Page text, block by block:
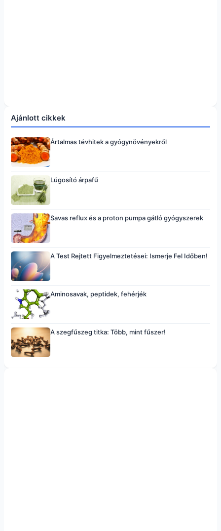
Ajánlott cikkek
Ártalmas tévhitek a gyógynövényekről
Lúgosító árpafű
Savas reflux és a proton pumpa gátló gyógyszerek
A Test Rejtett Figyelmeztetései: Ismerje Fel Időben!
Aminosavak, peptidek, fehérjék
A szegfűszeg titka: Több, mint fűszer!